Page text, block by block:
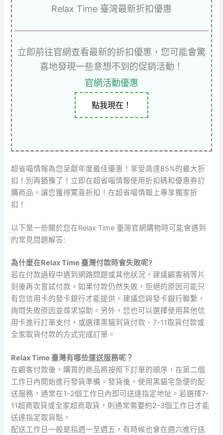
Relax Time 臺灣最新折扣優惠
立即前往官網查看最新的折扣優惠，您可能會驚
喜地發現一些意想不到的促銷活動！
官網活動優惠
點我現在！
超省喵情報為您呈獻年度最佳優惠！享受高達85%的最大折
扣！別再猶豫了！立即在超省喵情報使用折扣碼和優惠券訂
購商品，讓您獲得驚喜折扣！在超省喵情報上專享獨家折
扣！
以下是一些關於您在Relax Time 臺灣官網購物時可能會遇到
的常見問題解答:
為什麼在Relax Time 臺灣付款時會失敗呢?
若在付款過程中遇到網路問題或其他狀況，建議顧客稍等片
刻後再次嘗試付款。如果付款仍然失敗，拒絕的原因可能只
有您信用卡的發卡銀行才能提供。建議您與發卡銀行聯繫，
詢問失敗原因並尋求協助。另外，您也可以選擇使用其他信
用卡進行訂單支付，或選擇黑貓到貨付款、7-11取貨付款或
全家取貨付款的方式完成訂單。
Relax Time 臺灣有哪些運送服務呢？
在顧客付款後，購買的商品將按照下訂單的順序，在第二個
工作日內開始進行發貨準備。發貨後，使用黑貓宅急便的配
送服務，通常在1-2個工作日內即可送達指定地址。若選擇7-
11超商取貨或全家超商取貨，則通常需要約2-3個工作日才能
送達指定取貨點。
配送工作日一般是指週一至週五，有時候也會在週六進行送